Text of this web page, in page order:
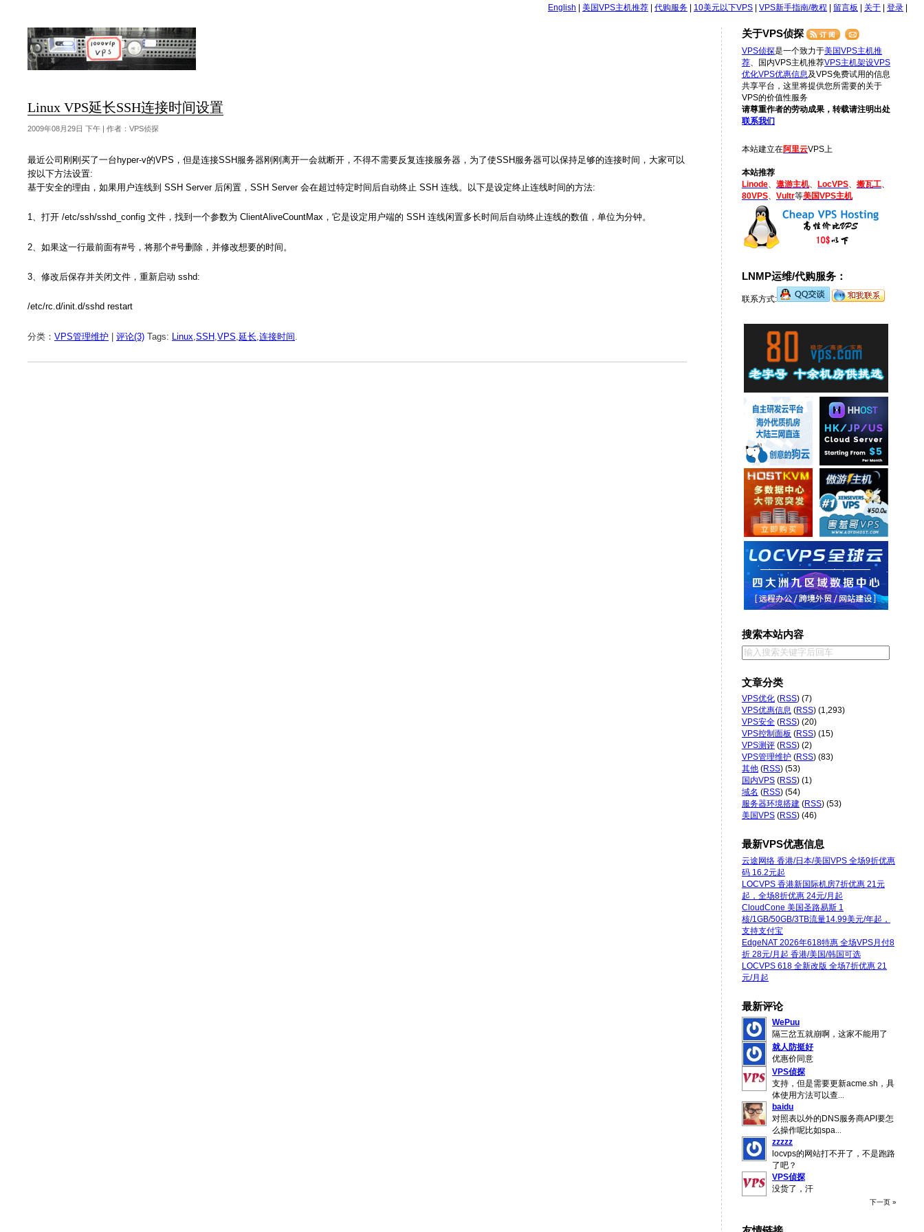
English 美国VPS主机推荐 代购服务 10美元以下VPS VPS新手指南/教程 留言板 关于 登录
Linux VPS延长SSH连接时间设置
2009年08月29日 下午 | 作者：VPS侦探
最近公司刚刚买了一台hyper-v的VPS，但是连接SSH服务器刚刚离开一会就断开，不得不需要反复连接服务器，为了使SSH服务器可以保持足够的连接时间，大家可以
按以下方法设置:
基于安全的理由，如果用户连线到 SSH Server 后闲置，SSH Server 会在超过特定时间后自动终止 SSH 连线。以下是设定终止连线时间的方法:
1、打开 /etc/ssh/sshd_config 文件，找到一个参数为 ClientAliveCountMax，它是设定用户端的 SSH 连线闲置多长时间后自动终止连线的数值，单位为分钟。
2、如果这一行最前面有#号，将那个#号删除，并修改想要的时间。
3、修改后保存并关闭文件，重新启动 sshd:
/etc/rc.d/init.d/sshd restart
分类： VPS管理维护 | 评论(3) Tags: Linux SSH VPS 延长 连接时间
关于VPS侦探
VPS侦探是一个致力于美国VPS主机推
荐 、国内VPS主机推荐VPS主机架设VPS
优化VPS优惠信息 及VPS免费试用的信息
共享平台，这里将提供您所需要的关于
VPS的价值性服务
请尊重作者的劳动成果，转载请注明出处
联系我们
本站建立在阿里云VPS上
本站推荐
Linode
遨游主机、 LocVPS 搬瓦工
80VPS
Vultr等美国VPS主机
LNMP运维/代购服务：
联系方式:
搜索本站内容
文章分类
VPS优化 (RSS) (7)
VPS优惠信息 (RSS) (1,293)
VPS安全 (RSS) (20)
VPS控制面板 (RSS) (15)
VPS测评 (RSS) (2)
VPS管理维护 (RSS) (83)
其他 (RSS) (53)
国内VPS (RSS) (1)
域名 (RSS) (54)
服务器环境搭建 (RSS) (53)
美国VPS (RSS) (46)
最新VPS优惠信息
云途网络 香港/日本/美国VPS 全场9折优惠
码 16.2元起
LOCVPS 香港新国际机房7折优惠 21元
起，全场8折优惠 24元/月起
CloudCone 美国圣路易斯 1
核/1GB/50GB/3TB流量14.99美元/年起，
支持支付宝
EdgeNAT 2026年618特惠 全场VPS月付8
折 28元/月起 香港/美国/韩国可选
LOCVPS 618 全新改版 全场7折优惠 21
元/月起
最新评论
WePuu
隔三岔五就崩啊，这家不能用了
就人防挺好
优惠价同意
VPS侦探
支持，但是需要更新acme.sh，具
体使用方法可以查
baidu
对照表以外的DNS服务商API要怎
么操作呢比如spa
zzzzz
locvps的网站打不开了，不是跑路
了吧？
VPS侦探
没货了，汗
下一页 »